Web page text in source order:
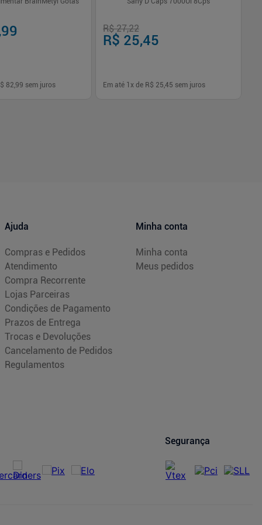
82,99 sem juros
R$ 27,22
R$ 25,45
Em até 1 x de R$ 25,45 sem juros
Ajuda
Compras e Pedidos
Atendimento
Compra Recorrente
Lojas Parceiras
Condições de Pagamento
Prazos de Entrega
Trocas e Devoluções
Cancelamento de Pedidos
Regulamentos
Minha conta
Minha conta
Meus pedidos
Segurança